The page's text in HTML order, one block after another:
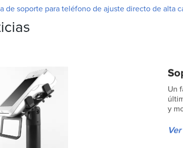
de soporte para teléfono de ajuste directo de alta
Un
y